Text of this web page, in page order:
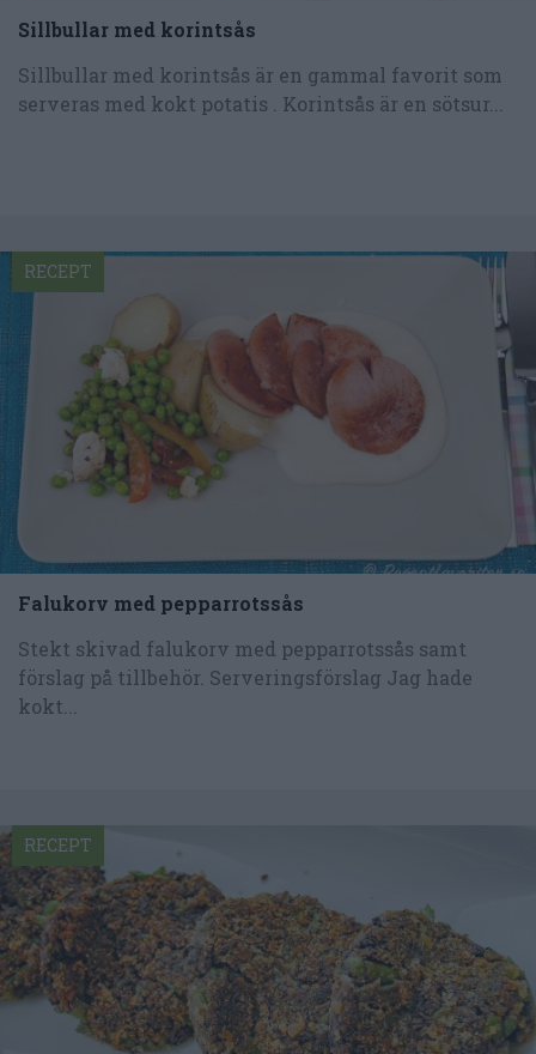
Sillbullar med korintsås
Sillbullar med korintsås är en gammal favorit som
serveras med kokt potatis . Korintsås är en sötsur...
Falukorv med pepparrotssås
Stekt skivad falukorv med pepparrotssås samt
förslag på tillbehör. Serveringsförslag Jag hade
kokt...
RECEPT
RECEPT